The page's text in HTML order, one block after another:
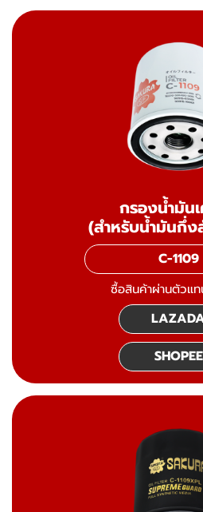
กรองน้ำมัน
(สำหรับน้ำมันกึ่ง
C-1109
ซื้อสินค้าผ่านตัวแท
SHOPEE